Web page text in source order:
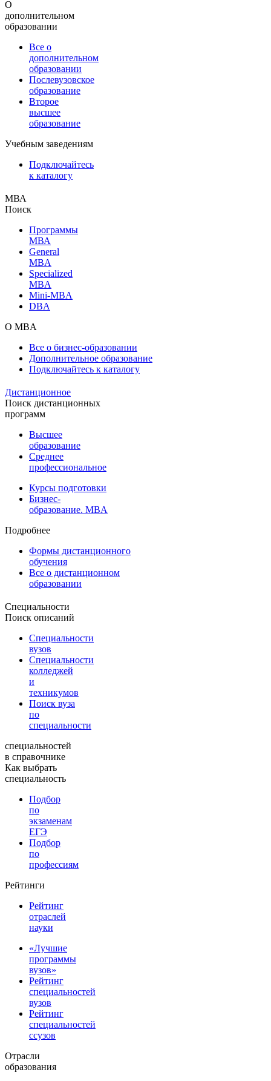
О
дополнительном
образовании
Все о
дополнительном
образовании
Послевузовское
образование
Второе
высшее
образование
Учебным заведениям
Подключайтесь
к каталогу
МВА
Поиск
Программы
МВА
General
MBA
Specialized
MBA
Mini-MBA
DBA
О MBA
Все о бизнес-образовании
Дополнительное образование
Подключайтесь к каталогу
Дистанционное
Поиск дистанционных
программ
Высшее
образование
Среднее
профессиональное
Курсы подготовки
Бизнес-
образование. MBA
Подробнее
Формы дистанционного
обучения
Все о дистанционном
образовании
Специальности
Поиск описаний
Специальности
вузов
Специальности
колледжей
и
техникумов
Поиск вуза
по
специальности
специальностей
в справочнике
Как выбрать
специальность
Подбор
по
экзаменам
ЕГЭ
Подбор
по
профессиям
Рейтинги
Рейтинг
отраслей
науки
«Лучшие
программы
вузов»
Рейтинг
специальностей
вузов
Рейтинг
специальностей
ссузов
Отрасли
образования